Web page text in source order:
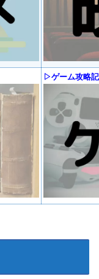
▷ゲーム攻略